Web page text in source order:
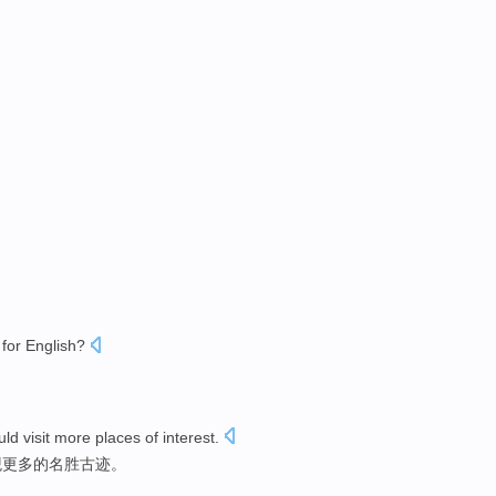
for English?
visit more places of interest.
更多的名胜古迹。